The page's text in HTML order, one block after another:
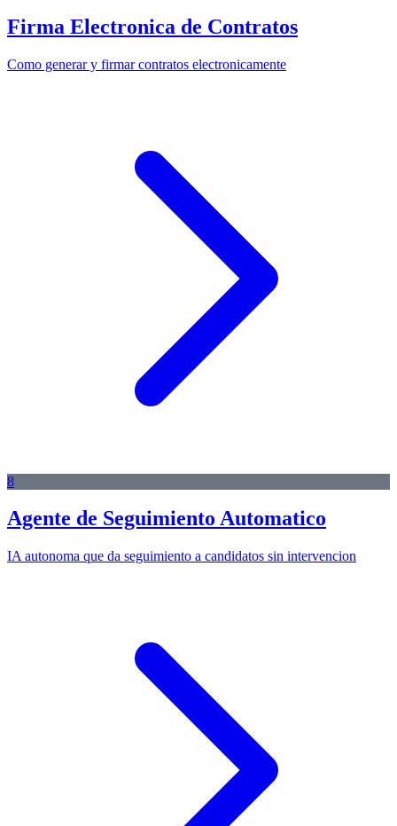
Firma Electronica de Contratos
Como generar y firmar contratos electronicamente
8
Agente de Seguimiento Automatico
IA autonoma que da seguimiento a candidatos sin intervencion